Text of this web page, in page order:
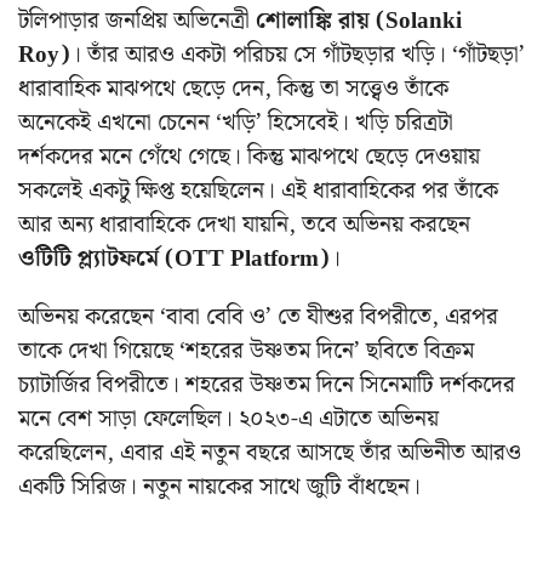
টলিপাড়ার জনপ্রিয় অভিনেত্রীশোলাঙ্কি রায় (Solanki
Roy) । তাঁর আরও একটা পরিচয় সে গাঁটছড়ার খড়ি। ‘গাঁটছড়া’
ধারাবাহিক মাঝপথে ছেড়ে দেন, কিন্তু তা সত্ত্বেও তাঁকে
অনেকেই এখনো চেনেন ‘খড়ি’ হিসেবেই। খড়ি চরিত্রটা
দর্শকদের মনে গেঁথে গেছে। কিন্তু মাঝপথে ছেড়ে দেওয়ায়
সকলেই একটু ক্ষিপ্ত হয়েছিলেন। এই ধারাবাহিকের পর তাঁকে
আর অন্য ধারাবাহিকে দেখা যায়নি, তবে অভিনয় করছেন
ওটিটি প্ল্যাটফর্মে (OTT Platform) ।
অভিনয় করেছেন ‘বাবা বেবি ও’ তে যীশুর বিপরীতে, এরপর
তাকে দেখা গিয়েছে ‘শহরের উষ্ণতম দিনে’ ছবিতে বিক্রম
চ্যাটার্জির বিপরীতে। শহরের উষ্ণতম দিনে সিনেমাটি দর্শকদের
মনে বেশ সাড়া ফেলেছিল। ২০২৩-এ এটাতে অভিনয়
করেছিলেন, এবার এই নতুন বছরে আসছে তাঁর অভিনীত আরও
একটি সিরিজ। নতুন নায়কের সাথে জুটি বাঁধছেন।